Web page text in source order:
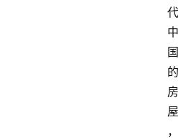
代
中
国
的
房
屋
，